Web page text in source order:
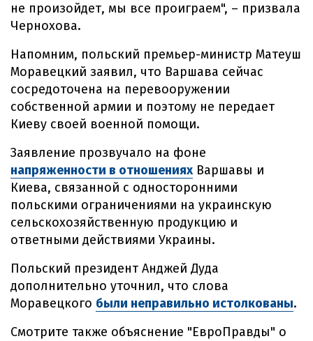
не произойдет, мы все проиграем", – призвала
Чернохова.
Напомним, польский премьер-министр Матеуш
Моравецкий заявил, что Варшава сейчас
сосредоточена на перевооружении
собственной армии и поэтому не передает
Киеву своей военной помощи.
Заявление прозвучало на фоне
напряженности в отношенияхВаршавы и
Киева, связанной с односторонними
польскими ограничениями на украинскую
сельскохозяйственную продукцию и
ответными действиями Украины.
Польский президент Анджей Дуда
дополнительно уточнил, что слова
Моравецкого были неправильно истолкованы.
Смотрите также объяснение "ЕвроПравды" о